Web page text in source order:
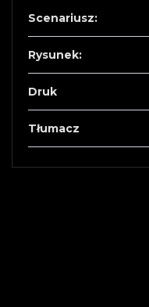
Scenariusz:
Rysunek:
Druk
Tłumacz